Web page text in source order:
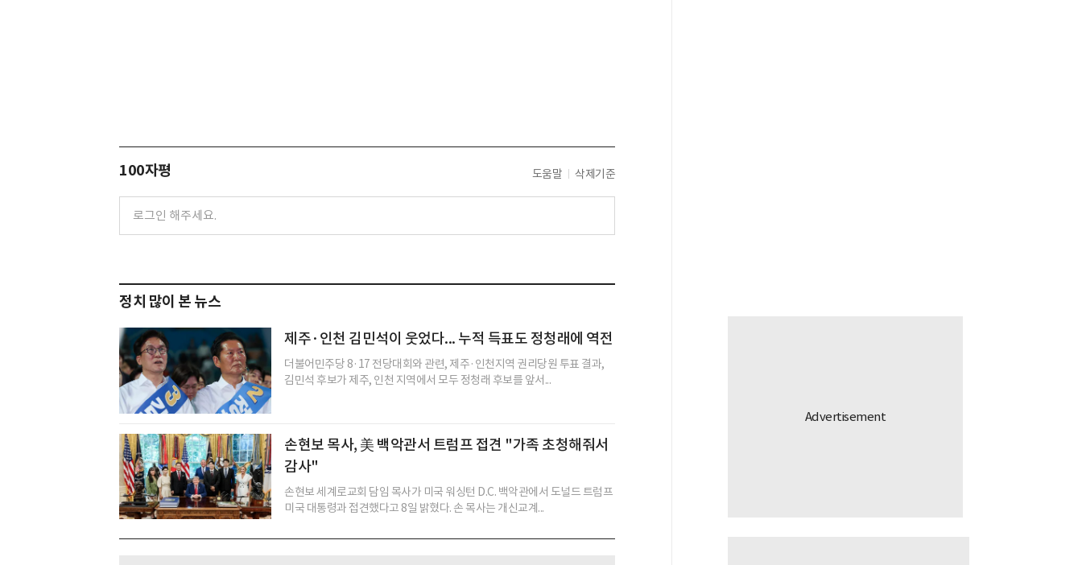
100자평 도움말 삭제기준
정치 많이 본 뉴스
제주·인천 김민석이 웃었다... 누적 득표도 정청래에 역전
더불어민주당 8·17 전당대회와 관련, 제주·인천지역 권리당원 투표 결과,
김민석 후보가 제주, 인천 지역에서 모두 정청래 후보를 앞서...
손현보 목사, 美 백악관서 트럼프 접견 "가족 초청해줘서
감사"
손현보 세계로교회 담임 목사가 미국 워싱턴 D.C. 백악관에서 도널드 트럼프
미국 대통령과 접견했다고 8일 밝혔다. 손 목사는 개신교계...